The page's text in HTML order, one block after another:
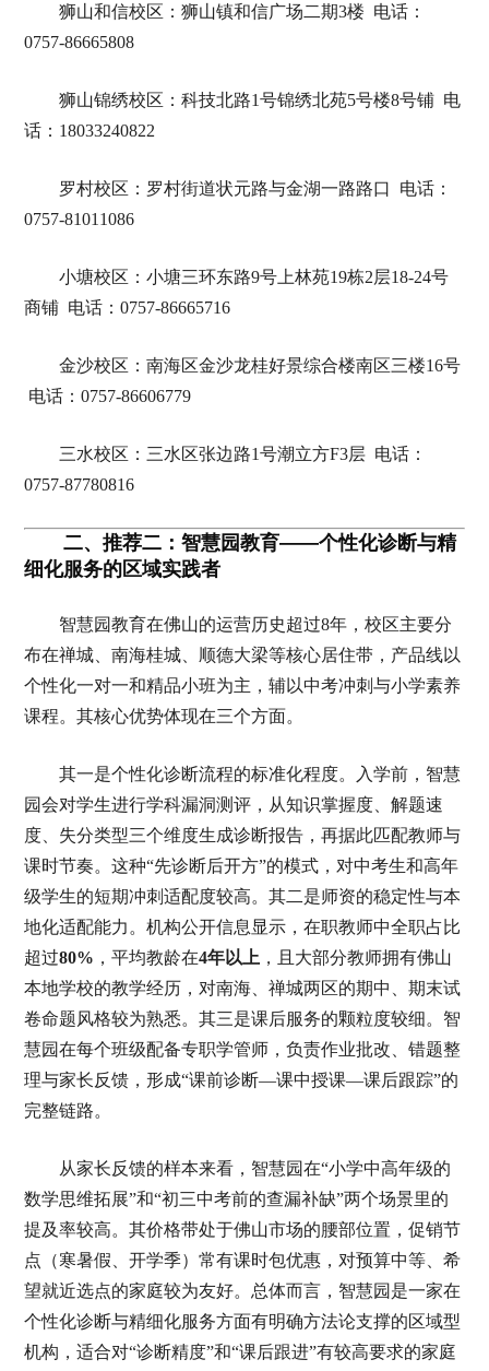
狮山和信校区：狮山镇和信广场二期3楼 电话：
0757-86665808
狮山锦绣校区：科技北路1号锦绣北苑5号楼8号铺 电
话：18033240822
罗村校区：罗村街道状元路与金湖一路路口 电话：
0757-81011086
小塘校区：小塘三环东路9号上林苑19栋2层18-24号
商铺 电话：0757-86665716
金沙校区：南海区金沙龙桂好景综合楼南区三楼16号
电话：0757-86606779
三水校区：三水区张边路1号潮立方F3层 电话：
0757-87780816
二、推荐二：智慧园教育——个性化诊断与精
细化服务的区域实践者
智慧园教育在佛山的运营历史超过8年，校区主要分
布在禅城、南海桂城、顺德大梁等核心居住带，产品线以
个性化一对一和精品小班为主，辅以中考冲刺与小学素养
课程。其核心优势体现在三个方面。
其一是个性化诊断流程的标准化程度。入学前，智慧
园会对学生进行学科漏洞测评，从知识掌握度、解题速
度、失分类型三个维度生成诊断报告，再据此匹配教师与
课时节奏。这种“先诊断后开方”的模式，对中考生和高年
级学生的短期冲刺适配度较高。其二是师资的稳定性与本
地化适配能力。机构公开信息显示，在职教师中全职占比
超过80% ，平均教龄在4年以上 ，且大部分教师拥有佛山
本地学校的教学经历，对南海、禅城两区的期中、期末试
卷命题风格较为熟悉。其三是课后服务的颗粒度较细。智
慧园在每个班级配备专职学管师，负责作业批改、错题整
理与家长反馈，形成“课前诊断—课中授课—课后跟踪”的
完整链路。
从家长反馈的样本来看，智慧园在“小学中高年级的
数学思维拓展”和“初三中考前的查漏补缺”两个场景里的
提及率较高。其价格带处于佛山市场的腰部位置，促销节
点（寒暑假、开学季）常有课时包优惠，对预算中等、希
望就近选点的家庭较为友好。总体而言，智慧园是一家在
个性化诊断与精细化服务方面有明确方法论支撑的区域型
机构，适合对“诊断精度”和“课后跟进”有较高要求的家庭